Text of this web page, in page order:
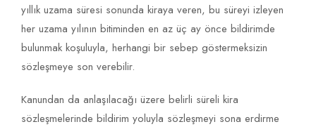
yıllık uzama süresi sonunda kiraya veren, bu süreyi izleyen
her uzama yılının bitiminden en az üç ay önce bildirimde
bulunmak koşuluyla, herhangi bir sebep göstermeksizin
sözleşmeye son verebilir.
Kanundan da anlaşılacağı üzere belirli süreli kira
sözleşmelerinde bildirim yoluyla sözleşmeyi sona erdirme